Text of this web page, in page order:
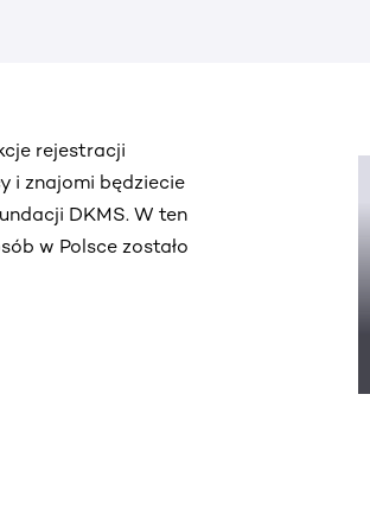
rejestracji
i znajomi będziecie
DKMS. W ten
w Polsce zostało